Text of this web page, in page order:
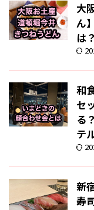
大
ん
は
和
セ
る
テ
新
寿